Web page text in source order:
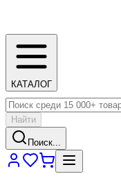
КАТАЛОГ
Найти
Поиск...